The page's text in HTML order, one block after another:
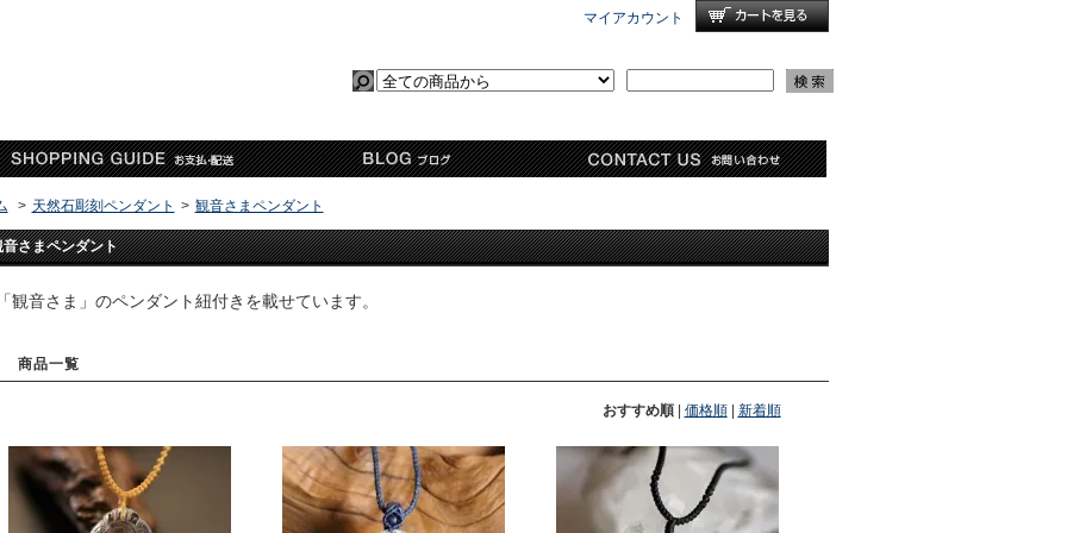
マイアカウント
> 天然石彫刻ペンダント > 観音さまペンダント
音さまペンダント
観音さま」のペンダント紐付きを載せています。
商品一覧
おすすめ順| 価格順| 新着順